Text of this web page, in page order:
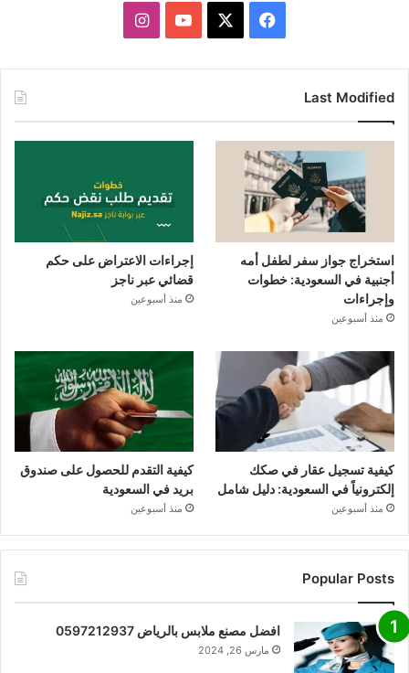
فيسبوك يوتيوبانستقرام
Last Modified
استخراج جواز سفر لطفل أمه
أجنبية في السعودية: خطوات
وإجراءات
منذ أسبوعين
إجراءات الاعتراض على حكم
قضائي عبر ناجز
منذ أسبوعين
كيفية تسجيل عقار في صكك
إلكترونياً في السعودية: دليل شامل
منذ أسبوعين
كيفية التقدم للحصول على صندوق
بريد في السعودية
منذ أسبوعين
Popular Posts
افضل مصنع ملابس بالرياض 0597212937
مارس 26, 2024